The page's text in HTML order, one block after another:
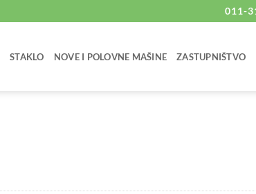
011-
STAKLO NOVE I POLOVNE MAŠINE ZASTUPNIŠTVO